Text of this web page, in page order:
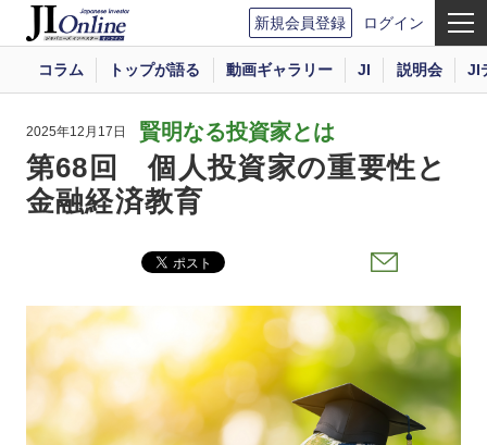
新規会員登録 ログイン
コラム トップが語る 動画ギャラリー JI 説明会 JI
2025年12月17日 賢明なる投資家とは
第68回 個人投資家の重要性と
金融経済教育